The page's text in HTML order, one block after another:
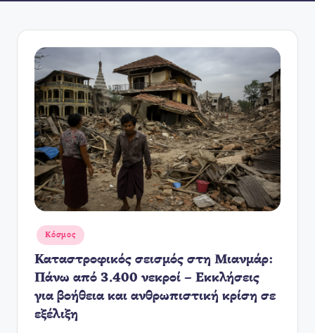
Αναρτήθηκε
σε
Κόσμος
Καταστροφικός σεισμός στη Μιανμάρ:
Πάνω από 3.400 νεκροί – Εκκλήσεις
για βοήθεια και ανθρωπιστική κρίση σε
εξέλιξη